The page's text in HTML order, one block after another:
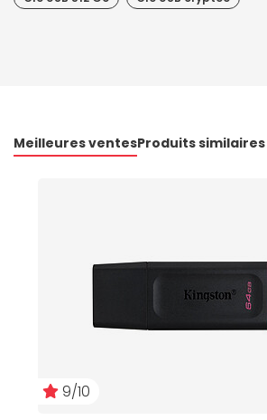
Meilleures ventesProduits similaires
9/10